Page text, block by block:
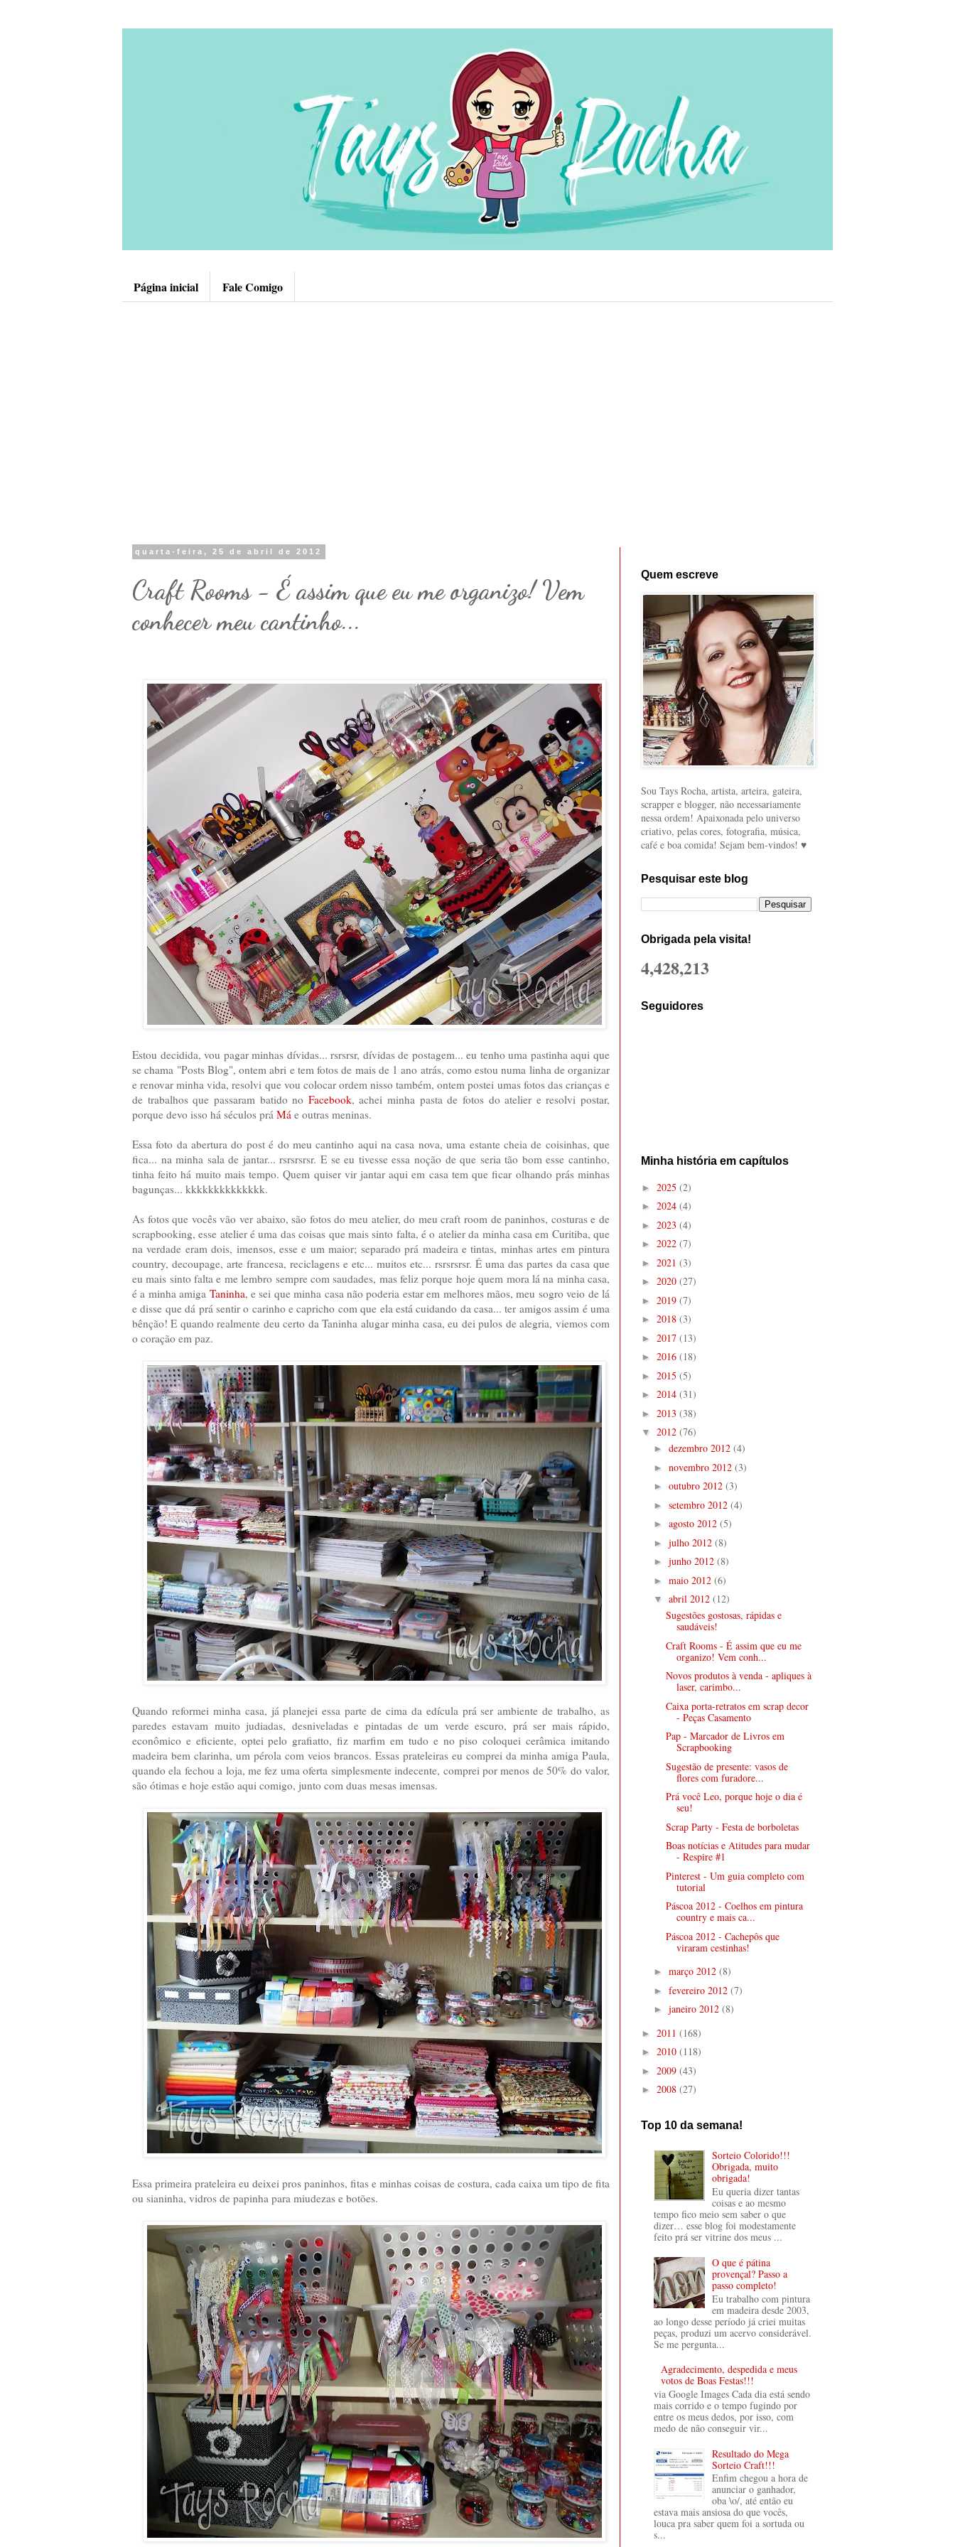
Página inicial Fale Comigo
quarta-feira, 25 de abril de 2012
Craft Rooms - É assim que eu me organizo! Vem
conhecer meu cantinho...
Estou decidida, vou pagar minhas dívidas... rsrsrsr, dívidas de postagem... eu tenho uma pastinha aqui que
se chama "Posts Blog", ontem abri e tem fotos de mais de 1 ano atrás, como estou numa linha de organizar
e renovar minha vida, resolvi que vou colocar ordem nisso também, ontem postei umas fotos das crianças e
de trabalhos que passaram batido no Facebook, achei minha pasta de fotos do atelier e resolvi postar,
porque devo isso há séculos prá Má e outras meninas.
Essa foto da abertura do post é do meu cantinho aqui na casa nova, uma estante cheia de coisinhas, que
fica... na minha sala de jantar... rsrsrsrsr. E se eu tivesse essa noção de que seria tão bom esse cantinho,
tinha feito há muito mais tempo. Quem quiser vir jantar aqui em casa tem que ficar olhando prás minhas
bagunças... kkkkkkkkkkkkkk.
As fotos que vocês vão ver abaixo, são fotos do meu atelier, do meu craft room de paninhos, costuras e de
scrapbooking, esse atelier é uma das coisas que mais sinto falta, é o atelier da minha casa em Curitiba, que
na verdade eram dois, imensos, esse e um maior; separado prá madeira e tintas, minhas artes em pintura
country, decoupage, arte francesa, reciclagens e etc... muitos etc... rsrsrsrsr. É uma das partes da casa que
eu mais sinto falta e me lembro sempre com saudades, mas feliz porque hoje quem mora lá na minha casa,
é a minha amiga Taninha, e sei que minha casa não poderia estar em melhores mãos, meu sogro veio de lá
e disse que dá prá sentir o carinho e capricho com que ela está cuidando da casa... ter amigos assim é uma
bênção! E quando realmente deu certo da Taninha alugar minha casa, eu dei pulos de alegria, viemos com
o coração em paz.
Quando reformei minha casa, já planejei essa parte de cima da edícula prá ser ambiente de trabalho, as
paredes estavam muito judiadas, desniveladas e pintadas de um verde escuro, prá ser mais rápido,
econômico e eficiente, optei pelo grafiatto, fiz marfim em tudo e no piso coloquei cerâmica imitando
madeira bem clarinha, um pérola com veios brancos. Essas prateleiras eu comprei da minha amiga Paula,
quando ela fechou a loja, me fez uma oferta simplesmente indecente, comprei por menos de 50% do valor,
são ótimas e hoje estão aqui comigo, junto com duas mesas imensas.
Essa primeira prateleira eu deixei pros paninhos, fitas e minhas coisas de costura, cada caixa um tipo de fita
ou sianinha, vidros de papinha para miudezas e botões.
Quem escreve
Sou Tays Rocha, artista, arteira, gateira,
scrapper e blogger, não necessariamente
nessa ordem! Apaixonada pelo universo
criativo, pelas cores, fotografia, música,
café e boa comida! Sejam bem-vindos! ♥
Pesquisar este blog
Obrigada pela visita!
4,428,213
Seguidores
Minha história em capítulos
► 2025 (2)
► 2024 (4)
► 2023 (4)
► 2022 (7)
► 2021 (3)
► 2020 (27)
► 2019 (7)
► 2018 (3)
► 2017 (13)
► 2016 (18)
► 2015 (5)
► 2014 (31)
► 2013 (38)
▼ 2012 (76)
► dezembro 2012 (4)
► novembro 2012 (3)
► outubro 2012 (3)
► setembro 2012 (4)
► agosto 2012 (5)
► julho 2012 (8)
► junho 2012 (8)
► maio 2012 (6)
▼ abril 2012 (12)
Sugestões gostosas, rápidas e
saudáveis!
Craft Rooms - É assim que eu me
organizo! Vem conh...
Novos produtos à venda - apliques à
laser, carimbo...
Caixa porta-retratos em scrap decor
- Peças Casamento
Pap - Marcador de Livros em
Scrapbooking
Sugestão de presente: vasos de
flores com furadore...
Prá você Leo, porque hoje o dia é
seu!
Scrap Party - Festa de borboletas
Boas notícias e Atitudes para mudar
- Respire #1
Pinterest - Um guia completo com
tutorial
Páscoa 2012 - Coelhos em pintura
country e mais ca...
Páscoa 2012 - Cachepôs que
viraram cestinhas!
► março 2012 (8)
► fevereiro 2012 (7)
► janeiro 2012 (8)
► 2011 (168)
► 2010 (118)
► 2009 (43)
► 2008 (27)
Top 10 da semana!
Sorteio Colorido!!!
Obrigada, muito
obrigada!
Eu queria dizer tantas
coisas e ao mesmo
tempo fico meio sem saber o que
dizer… esse blog foi modestamente
feito prá ser vitrine dos meus ...
O que é pátina
provençal? Passo a
passo completo!
Eu trabalho com pintura
em madeira desde 2003,
ao longo desse período já criei muitas
peças, produzi um acervo considerável.
Se me pergunta...
Agradecimento, despedida e meus
votos de Boas Festas!!!
via Google Images Cada dia está sendo
mais corrido e o tempo fugindo por
entre os meus dedos, por isso, com
medo de não conseguir vir...
Resultado do Mega
Sorteio Craft!!!
Enfim chegou a hora de
anunciar o ganhador,
oba \o/, até então eu
estava mais ansiosa do que vocês,
louca pra saber quem foi a sortuda ou
s...